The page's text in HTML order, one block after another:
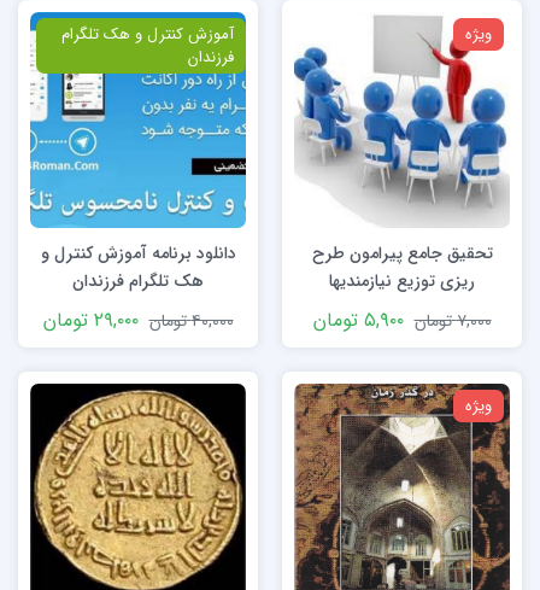
ویژه
تحقیق جامع پیرامون طرح
ریزی توزیع نیازمندیها
۷,۰۰۰تومان ۵,۹۰۰ تومان
ویژه
آموزش کنترل و هک تلگرام
فرزندان
دانلود برنامه آموزش کنترل و
هک تلگرام فرزندان
۴۰,۰۰۰تومان ۲۹,۰۰۰ تومان
ویژه